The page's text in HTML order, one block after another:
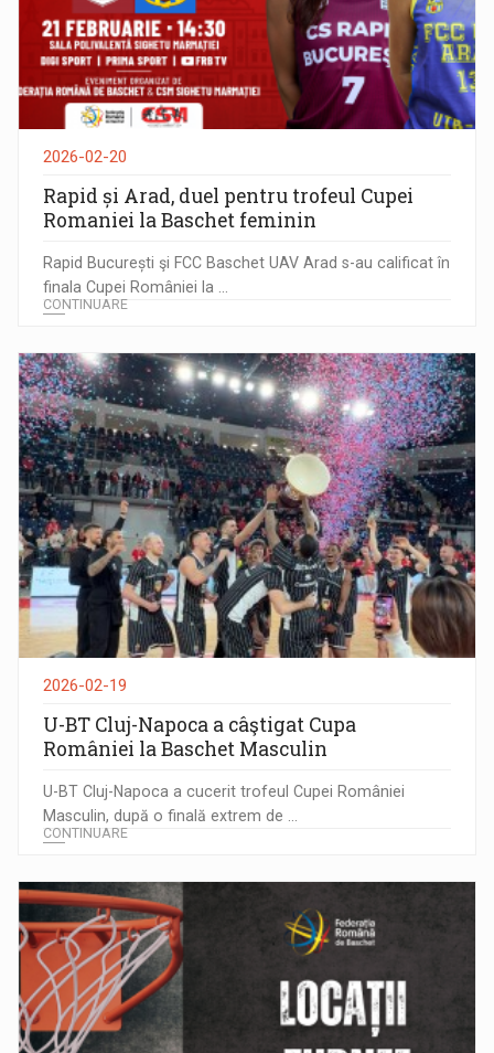
2026-02-20
Rapid și Arad, duel pentru trofeul Cupei
Romaniei la Baschet feminin
Rapid București şi FCC Baschet UAV Arad s-au calificat în
finala Cupei României la ...
CONTINUARE
2026-02-19
U-BT Cluj-Napoca a câştigat Cupa
României la Baschet Masculin
U-BT Cluj-Napoca a cucerit trofeul Cupei României
Masculin, după o finală extrem de ...
CONTINUARE